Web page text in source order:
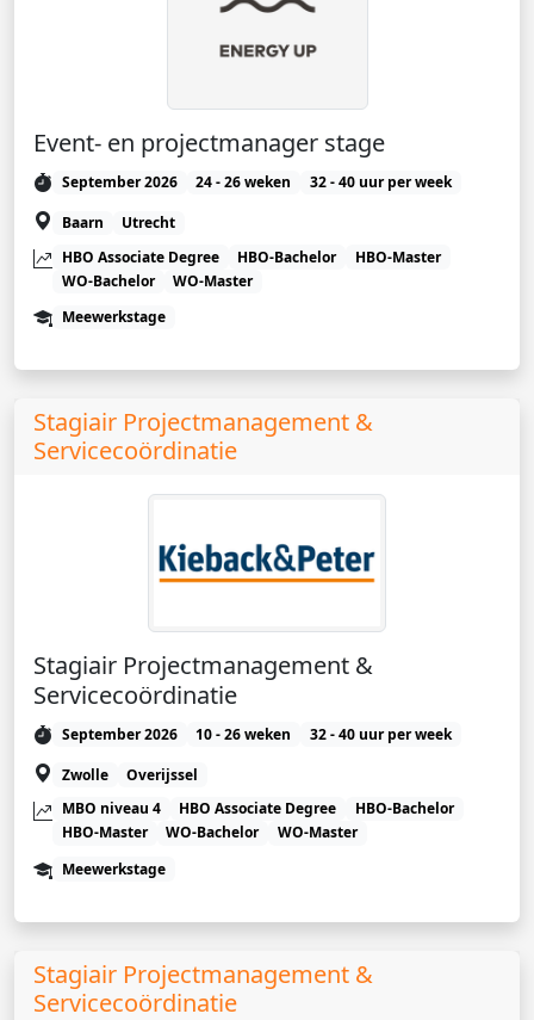
Event- en projectmanager stage
September 2026 24 - 26 weken
32 - 40 uur per week
Baarn
Utrecht
HBO Associate Degree
HBO-Bachelor
HBO-Master
WO-Bachelor
WO-Master
Meewerkstage
Stagiair Projectmanagement &
Servicecoördinatie
Stagiair Projectmanagement &
Servicecoördinatie
September 2026 10 - 26 weken
32 - 40 uur per week
Zwolle
Overijssel
MBO niveau 4
HBO Associate Degree
HBO-Bachelor
HBO-Master
WO-Bachelor
WO-Master
Meewerkstage
Stagiair Projectmanagement &
Servicecoördinatie